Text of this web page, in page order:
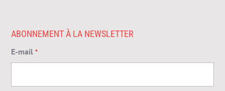
ABONNEMENT À LA NEWSLETTER
E-mail *